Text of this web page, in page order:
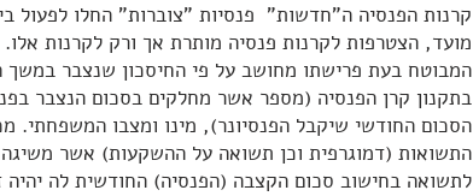
מועד, הצטרפות לקרנות פנסיה מותרת אך ורק לקרנות
המבוטח בעת פרישתו מחושב על פי החיסכון שנצבר
בתקנון קרן הפנסיה (מספר אשר מחלקים בסכום הנצבר
הסכום החודשי שיקבל הפנסיונר), מינו ומצבו המשפחתי.
התשואות (דמוגרפית וכן תשואה על ההשקעות) אשר
לתשואה בחישוב סכום הקצבה (הפנסיה) החודשית לה יהיה